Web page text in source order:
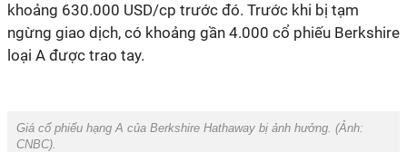
khoảng 630.000 USD/cp trước đó. Trước khi bị tạm
ngừng giao dịch, có khoảng gần 4.000 cổ phiếu Berkshire
loại A được trao tay.
Giá cổ phiếu hạng A của Berkshire Hathaway bị ảnh hưởng. (Ảnh:
CNBC).